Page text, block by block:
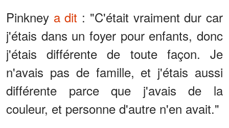
Pinkney a dit : "C'était vraiment dur car
j'étais dans un foyer pour enfants, donc
j'étais différente de toute façon. Je
n'avais pas de famille, et j'étais aussi
différente parce que j'avais de la
couleur, et personne d'autre n'en avait."